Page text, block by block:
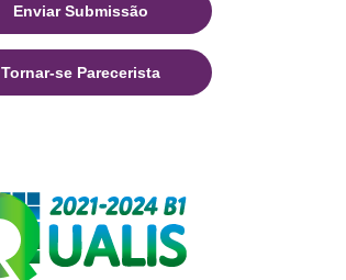
Enviar Submissão
Tornar-se Parecerista